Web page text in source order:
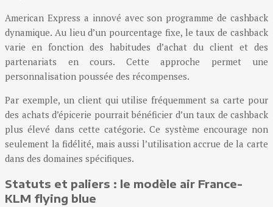
American Express a innové avec son programme de cashback
dynamique. Au lieu d’un pourcentage fixe, le taux de cashback
varie en fonction des habitudes d’achat du client et des
partenariats en cours. Cette approche permet une
personnalisation poussée des récompenses.
Par exemple, un client qui utilise fréquemment sa carte pour
des achats d’épicerie pourrait bénéficier d’un taux de cashback
plus élevé dans cette catégorie. Ce système encourage non
seulement la fidélité, mais aussi l’utilisation accrue de la carte
dans des domaines spécifiques.
Statuts et paliers : le modèle air France-
KLM flying blue